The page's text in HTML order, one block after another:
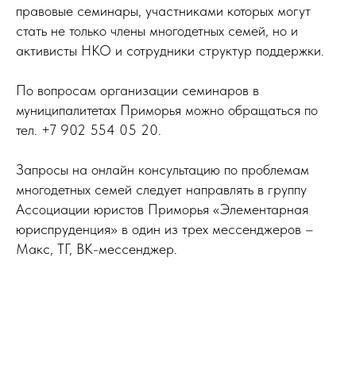
правовые семинары, участниками которых могут
стать не только члены многодетных семей, но и
активисты НКО и сотрудники структур поддержки.
По вопросам организации семинаров в
муниципалитетах Приморья можно обращаться по
тел. +7 902 554 05 20.
Запросы на онлайн консультацию по проблемам
многодетных семей следует направлять в группу
Ассоциации юристов Приморья «Элементарная
юриспруденция» в один из трех мессенджеров –
Макс, ТГ, ВК-мессенджер.